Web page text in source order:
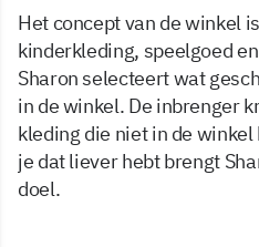
Het concept van de winkel
kinderkleding, speelgoed
Sharon selecteert wat
in de winkel. De inbrenger
kleding die niet in de
je dat liever hebt brengt
doel.